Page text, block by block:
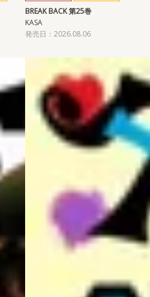
BREAK BACK 第25巻
KASA
発売日：2026.08.06